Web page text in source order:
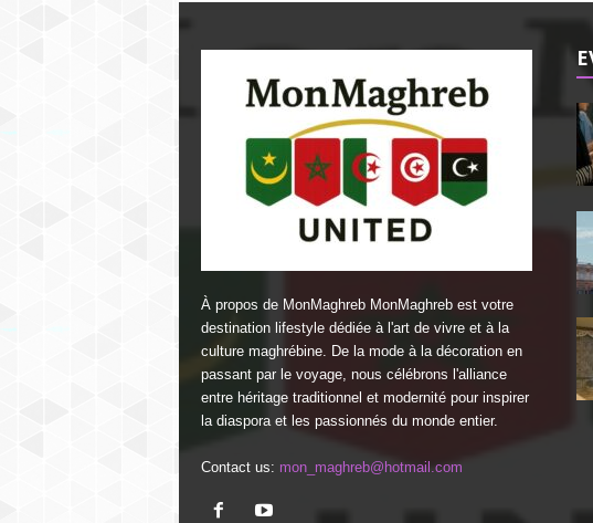
À propos de MonMaghreb MonMaghreb est votre
destination lifestyle dédiée à l'art de vivre et à la
culture maghrébine. De la mode à la décoration en
passant par le voyage, nous célébrons l'alliance
entre héritage traditionnel et modernité pour inspirer
la diaspora et les passionnés du monde entier.
Contact us: mon_maghreb@hotmail.com